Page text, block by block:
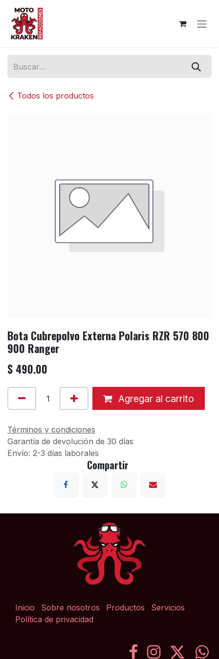
Ir al contenido
Todos los productos
Bota Cubrepolvo Externa Polaris RZR 570 800
900 Ranger
$ 490.00
Agregar al carrito
Términos y condiciones
Garantía de devolución de 30 días
Envío: 2-3 días laborales
Compartir
Inicio Sobre nosotros Productos
Servicios
Política de privacidad